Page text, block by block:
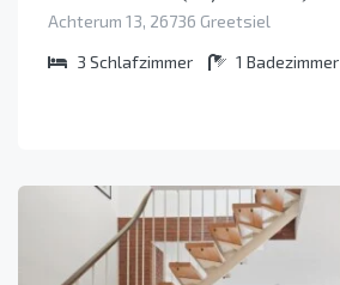
Achterum 13, 26736 Greetsiel
3 Schlafzimmer 1 Badezimmer